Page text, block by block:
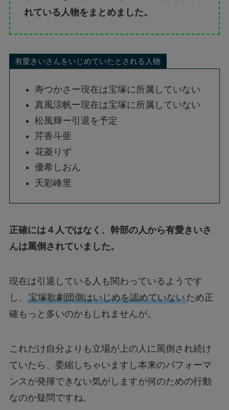
れている人物をまとめました。
有愛きいさんをいじめていたとされる人物
寿つかさー現在は宝塚に所属していない
真風涼帆ー現在は宝塚に所属していない
松風輝ー引退を予定
芹香斗亜
花菱りず
優希しおん
天彩峰里
正確には４人ではなく、幹部の人から有愛きいさ
んは罵倒されていました。
現在は引退している人も関わっているようです
し、 宝塚歌劇団側はいじめを認めていないため正
確もっと多いのかもしれませんが。
これだけ自分よりも立場が上の人に罵倒され続け
ていたら、委縮しちゃいますし本来のパフォーマ
ンスが発揮できない気がしますが何のための行動
なのか疑問ですね。